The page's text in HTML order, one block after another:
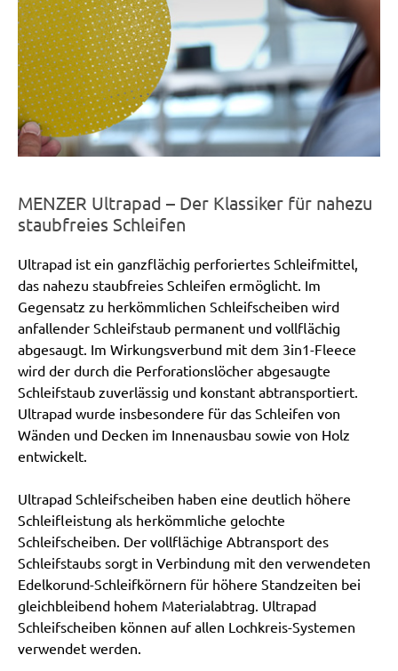
MENZER Ultrapad – Der Klassiker für nahezu
staubfreies Schleifen
Ultrapad ist ein ganzflächig perforiertes Schleifmittel,
das nahezu staubfreies Schleifen ermöglicht. Im
Gegensatz zu herkömmlichen Schleifscheiben wird
anfallender Schleifstaub permanent und vollflächig
abgesaugt. Im Wirkungsverbund mit dem 3in1-Fleece
wird der durch die Perforationslöcher abgesaugte
Schleifstaub zuverlässig und konstant abtransportiert.
Ultrapad wurde insbesondere für das Schleifen von
Wänden und Decken im Innenausbau sowie von Holz
entwickelt.
Ultrapad Schleifscheiben haben eine deutlich höhere
Schleifleistung als herkömmliche gelochte
Schleifscheiben. Der vollflächige Abtransport des
Schleifstaubs sorgt in Verbindung mit den verwendeten
Edelkorund-Schleifkörnern für höhere Standzeiten bei
gleichbleibend hohem Materialabtrag. Ultrapad
Schleifscheiben können auf allen Lochkreis-Systemen
verwendet werden.